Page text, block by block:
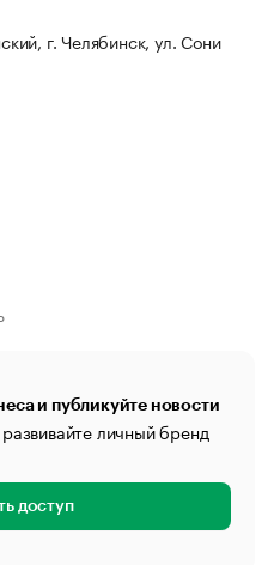
г. Челябинск, ул. Сони
и публикуйте новости
личный бренд
доступ